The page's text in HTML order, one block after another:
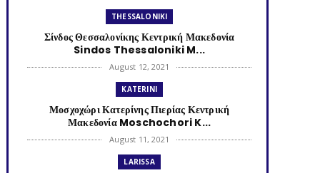
THESSALONIKI
Σίνδος Θεσσαλονίκης Κεντρική Μακεδονία
Sindos Thessaloniki M...
August 12, 2021
KATERINI
Μοσχοχώρι Κατερίνης Πιερίας Κεντρική
Μακεδονία Moschochori K...
August 11, 2021
LARISSA